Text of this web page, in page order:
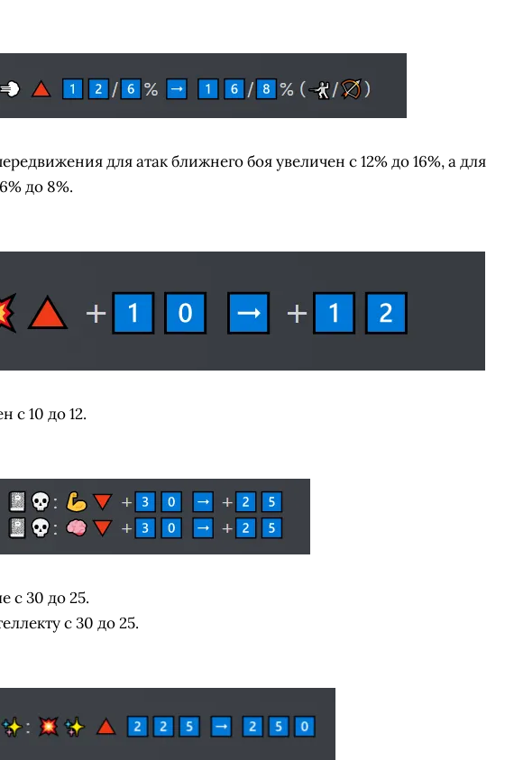
для атак ближнего боя увеличен с 12% до 16%, а для
до 8%.
с 10 до 12.
с 30 до 25.
с 30 до 25.